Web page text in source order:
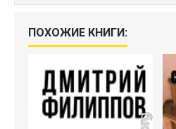
ПОХОЖИЕ КНИГИ: